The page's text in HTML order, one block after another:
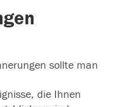
sollte man
die Ihnen